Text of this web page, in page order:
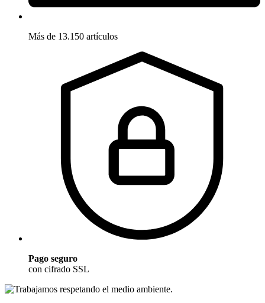
Más de 13.150 artículos
Pago seguro
con cifrado SSL